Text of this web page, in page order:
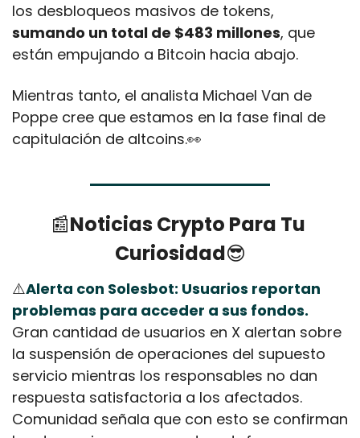
sumando un total de $483 millones, que
están empujando a Bitcoin hacia abajo.
Mientras tanto, el analista Michael Van de
Poppe cree que estamos en la fase final de
capitulación de altcoins.👀
📰Noticias Crypto Para Tu
Curiosidad😎
⚠️Alerta con Solesbot: Usuarios reportan
problemas para acceder a sus fondos.
Gran cantidad de usuarios en X alertan sobre
la suspensión de operaciones del supuesto
servicio mientras los responsables no dan
respuesta satisfactoria a los afectados.
Comunidad señala que con esto se confirman